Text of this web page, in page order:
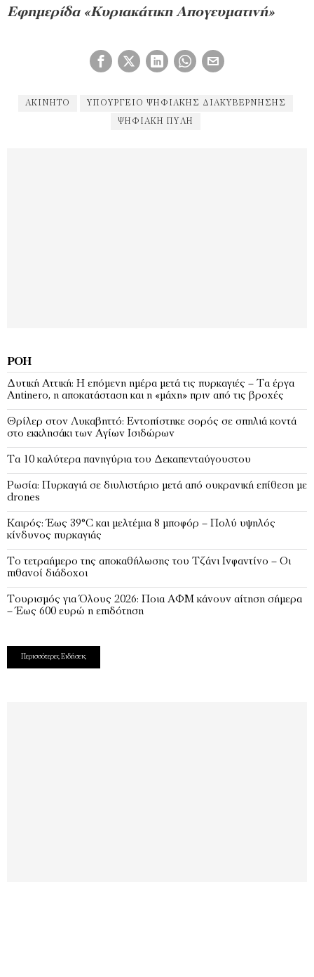
Εφημερίδα «Κυριακάτικη Απογευματινή»
ΑΚΊΝΗΤΟ ΥΠΟΥΡΓΕΊΟ ΨΗΦΙΑΚΉΣ ΔΙΑΚΥΒΈΡΝΗΣΗΣ
ΨΗΦΙΑΚΉ ΠΎΛΗ
ΡΟΉ
Δυτική Αττική: Η επόμενη ημέρα μετά τις πυρκαγιές – Τα έργα
Antinero, η αποκατάσταση και η «μάχη» πριν από τις βροχές
Θρίλερ στον Λυκαβηττό: Εντοπίστηκε σορός σε σπηλιά κοντά
στο εκκλησάκι των Αγίων Ισιδώρων
Τα 10 καλύτερα πανηγύρια του Δεκαπενταύγουστου
Ρωσία: Πυρκαγιά σε διυλιστήριο μετά από ουκρανική επίθεση με
drones
Καιρός: Έως 39°C και μελτέμια 8 μποφόρ – Πολύ υψηλός
κίνδυνος πυρκαγιάς
Το τετραήμερο της αποκαθήλωσης του Τζάνι Ινφαντίνο – Οι
πιθανοί διάδοχοι
Τουρισμός για Όλους 2026: Ποια ΑΦΜ κάνουν αίτηση σήμερα
– Έως 600 ευρώ η επιδότηση
Περισσότερες Ειδήσεις